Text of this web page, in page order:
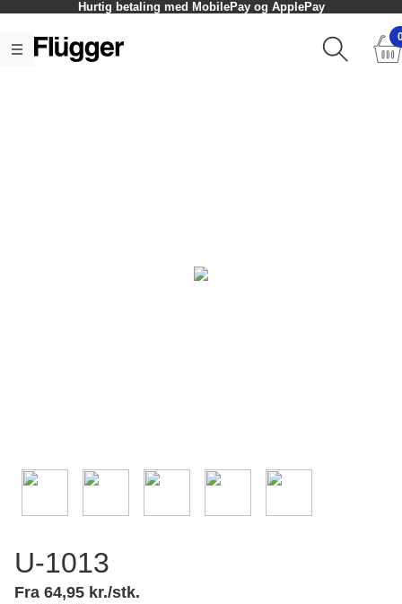
Hurtig betaling med MobilePay og ApplePay
U-1013
Fra 64,95 kr./stk.